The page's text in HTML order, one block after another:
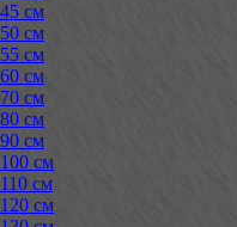
45 см
50 см
55 см
60 см
70 см
80 см
90 см
100 см
110 см
120 см